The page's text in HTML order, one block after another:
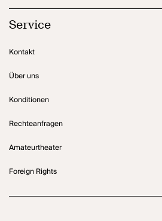
Service
Kontakt
Über uns
Konditionen
Rechteanfragen
Amateurtheater
Foreign Rights